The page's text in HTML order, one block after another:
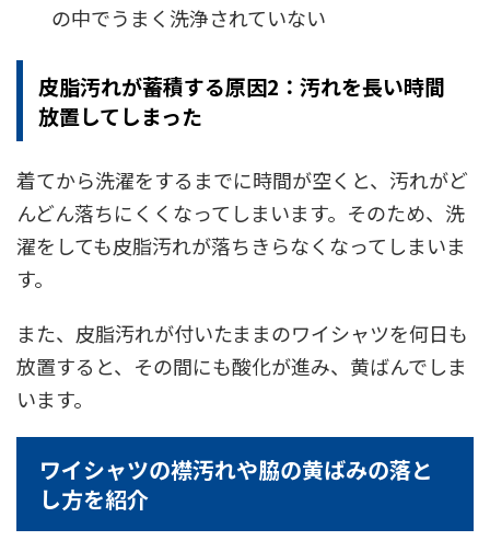
の中でうまく洗浄されていない
皮脂汚れが蓄積する原因2：汚れを長い時間
放置してしまった
着てから洗濯をするまでに時間が空くと、汚れがど
んどん落ちにくくなってしまいます。そのため、洗
濯をしても皮脂汚れが落ちきらなくなってしまいま
す。
また、皮脂汚れが付いたままのワイシャツを何日も
放置すると、その間にも酸化が進み、黄ばんでしま
います。
ワイシャツの襟汚れや脇の黄ばみの落と
し方を紹介